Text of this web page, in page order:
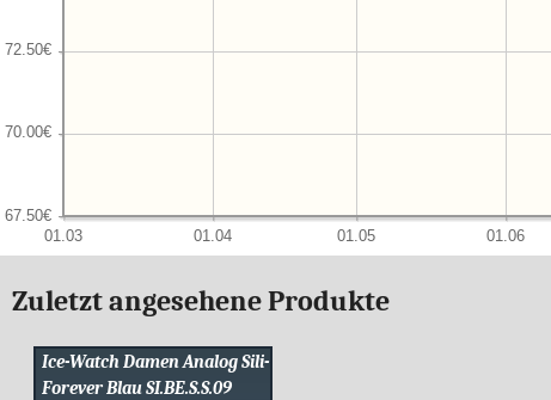
Zuletzt angesehene Produkte
Ice-Watch Damen Analog Sili-
Forever Blau SI.BE.S.S.09